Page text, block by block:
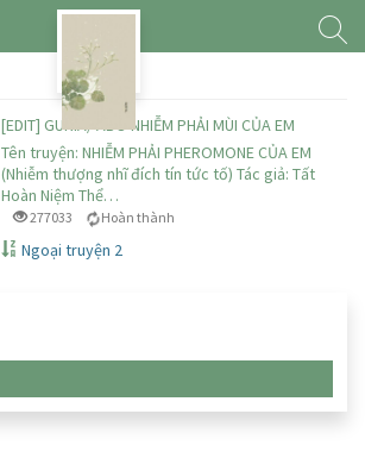
[EDIT] GURIA/ ABO NHIỄM PHẢI MÙI CỦA EM
Tên truyện: NHIỄM PHẢI PHEROMONE CỦA EM
(Nhiễm thượng nhĩ đích tín tức tố) Tác giả: Tất
Hoàn Niệm Thể…
277033 Hoàn thành
Ngoại truyện 2